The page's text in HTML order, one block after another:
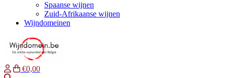
Spaanse wijnen
Zuid-Afrikaanse wijnen
Wijndomeinen
€0,00